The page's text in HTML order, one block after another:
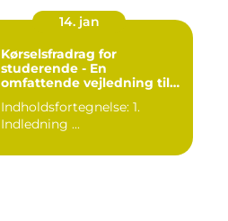
14. jan
Kørselsfradrag for
studerende - En
omfattende vejledning til
Indholdsfortegnelse: 1.
Indledning ...